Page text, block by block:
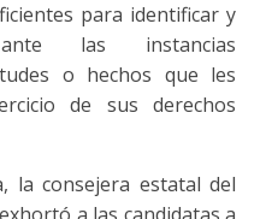
para identificar y
las instancias
o hechos que les
de sus derechos
la consejera estatal del